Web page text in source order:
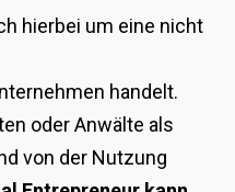
hierbei um eine nicht
handelt.
oder Anwälte als
von der Nutzung